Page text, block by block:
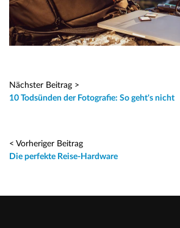
Nächster Beitrag >
10 Todsünden der Fotografie: So geht's nicht
< Vorheriger Beitrag
Die perfekte Reise-Hardware